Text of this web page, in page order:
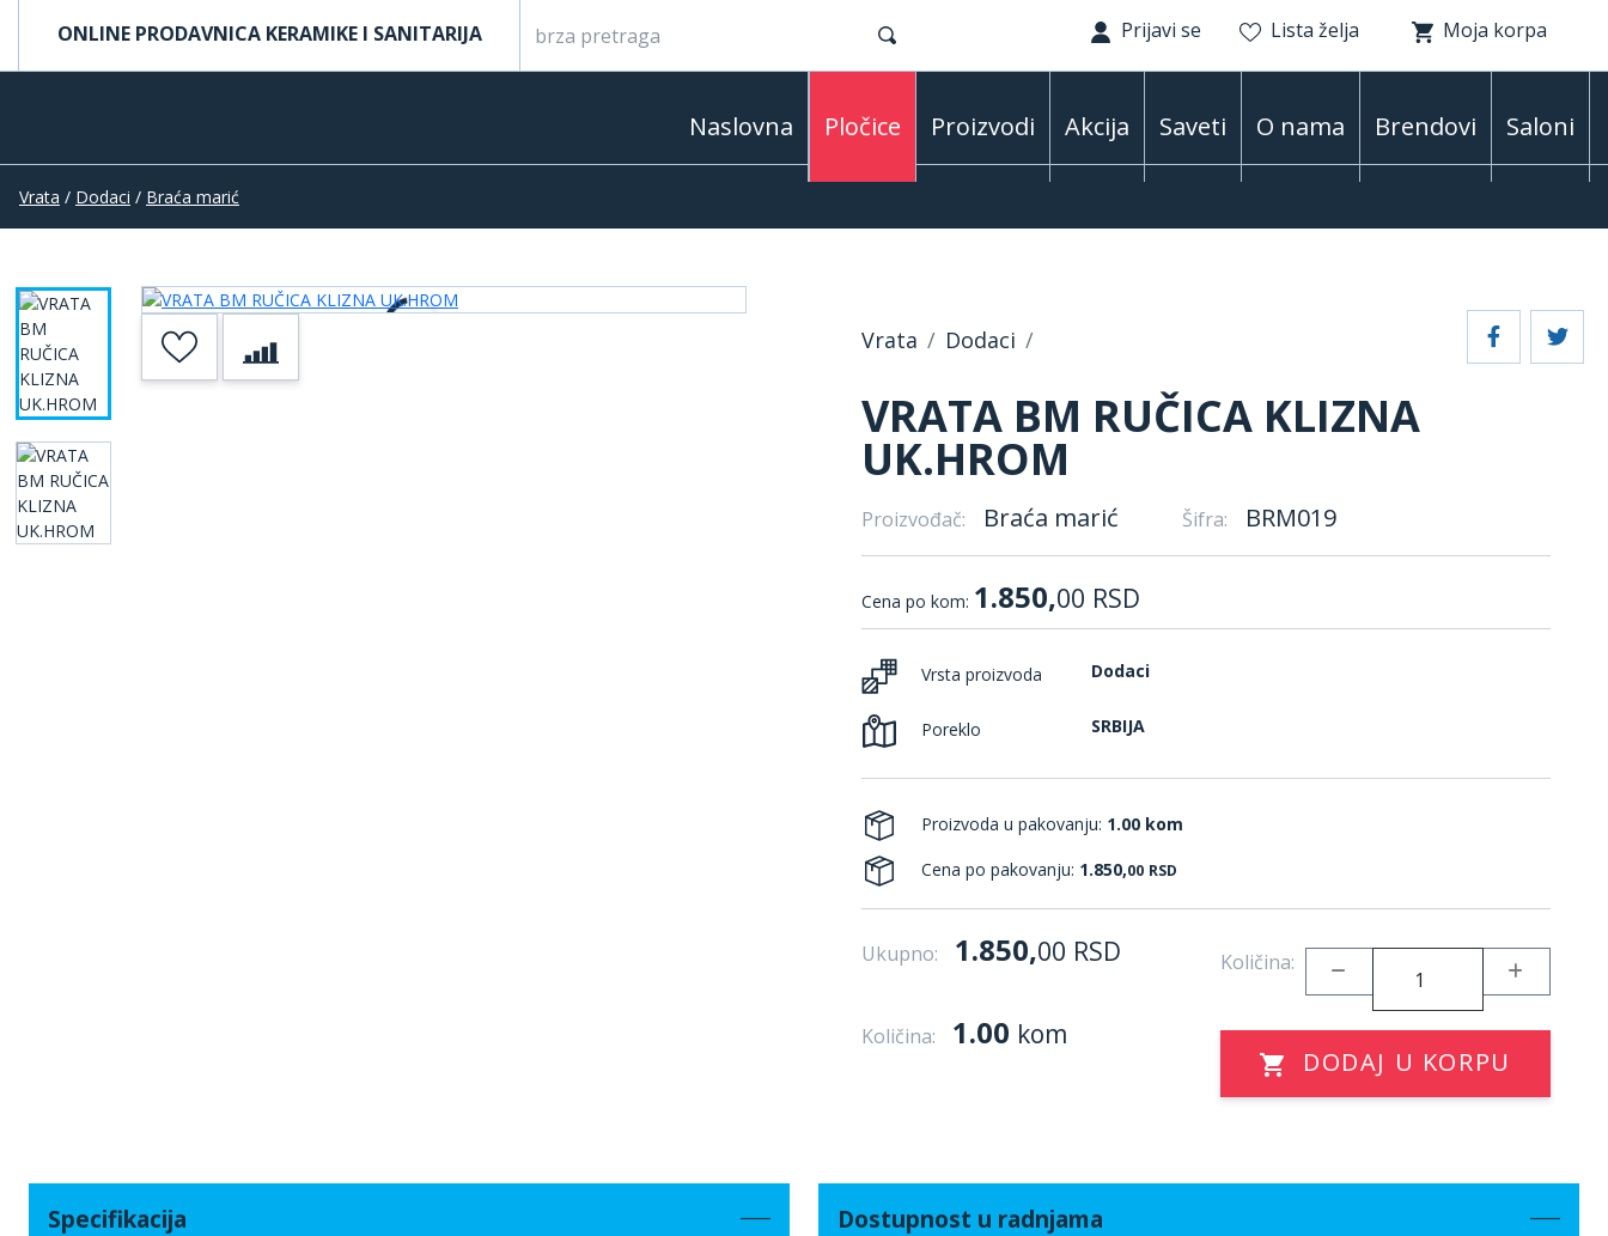
ONLINE PRODAVNICA KERAMIKE I SANITARIJA Prijavi se Lista želja Moja korpa
Naslovna Pločice Proizvodi Akcija Saveti O nama Brendovi Saloni
Vrata / Dodaci / Braća marić
Vrata Dodaci
VRATA BM RUČICA KLIZNA
UK.HROM
Proizvođač: Braća marić Šifra: BRM019
Cena po kom: 1.850,00 RSD
Vrsta proizvoda Dodaci
Poreklo SRBIJA
Proizvoda u pakovanju: 1.00 kom
Cena po pakovanju: 1.850,00 RSD
Ukupno: 1.850,00 RSD Količina:
Količina: 1.00 kom
DODAJ U KORPU
Specifikacija Dostupnost u radnjama